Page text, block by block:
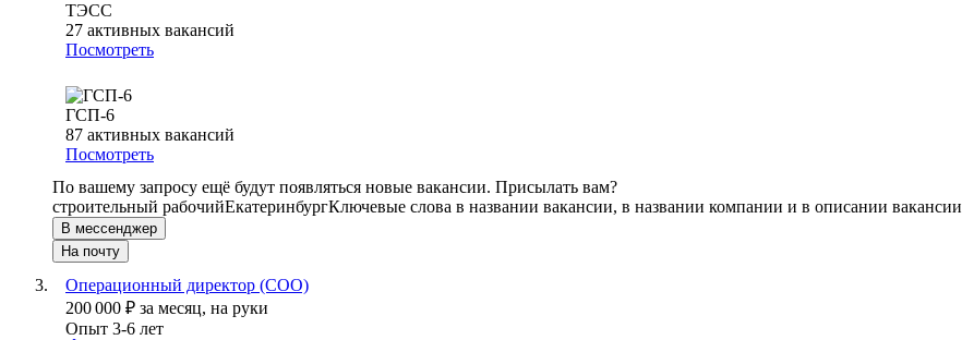
ТЭСС
27 активных вакансий
Посмотреть
ГСП-6
87 активных вакансий
Посмотреть
По вашему запросу ещё будут появляться новые вакансии. Присылать вам?
строительный рабочийЕкатеринбургКлючевые слова в названии вакансии, в названии компании и в описании вакансии
В мессенджер
На почту
Операционный директор (COO)
200 000 ₽ за месяц, на руки
Опыт 3-6 лет